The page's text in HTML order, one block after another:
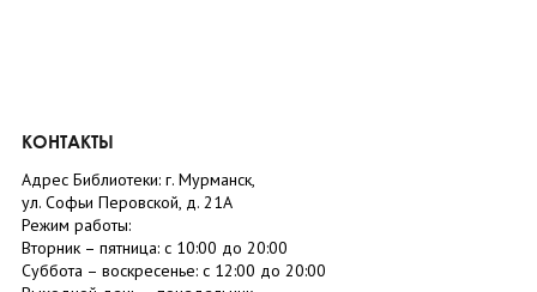
КОНТАКТЫ
Адрес Библиотеки: г. Мурманск,
ул. Софьи Перовской, д. 21А
Режим работы:
Вторник – пятница: с 10:00 до 20:00
Суббота – воскресенье: c 12:00 до 20:00